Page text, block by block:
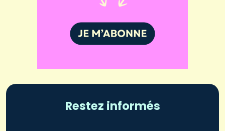
Restez informés